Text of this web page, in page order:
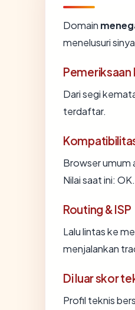
Domain
menelusuri
Dari segi
terdaftar.
Browser umum
Nilai saat ini: OK.
Routing & ISP
Lalu lintas ke
menjalankan
Di luar skor
Profil teknis